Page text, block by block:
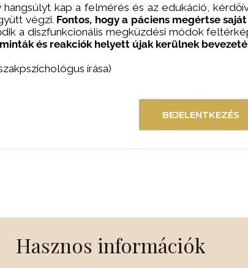
hangsúlyt kap a felmérés és az edukáció,
végzi. Fontos, hogy a páciens megértse
a diszfunkcionális megküzdési módok
és reakciók helyett újak kerülnek
írása)
BEJELENTKEZÉS
Hasznos információk